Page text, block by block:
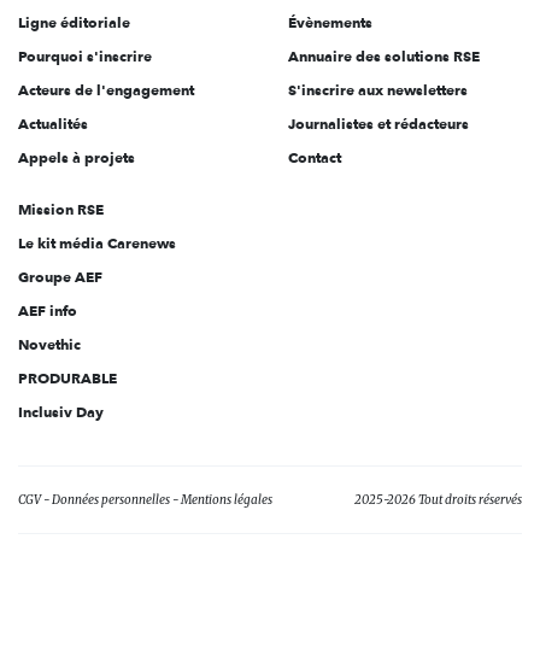
Ligne éditoriale
Pourquoi s'inscrire
Acteurs de l'engagement
Actualités
Appels à projets
Évènements
Annuaire des solutions RSE
S'inscrire aux newsletters
Journalistes et rédacteurs
Contact
Mission RSE
Le kit média Carenews
Groupe AEF
AEF info
Novethic
PRODURABLE
Inclusiv Day
CGV Données personnelles Mentions légales 2025-2026 Tout droits réservés